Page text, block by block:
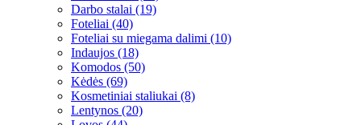
Darbo stalai (19)
Foteliai (40)
Foteliai su miegama dalimi (10)
Indaujos (18)
Komodos (50)
Kėdės (69)
Kosmetiniai staliukai (8)
Lentynos (20)